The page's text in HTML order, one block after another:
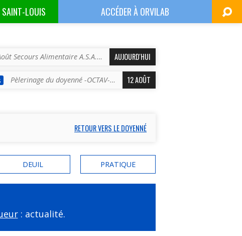
SAINT-LOUIS ACCÉDER ÀORVILAB
Secours Alimentaire A.S.A.… AUJOURD'HUI
Pèlerinage du doyenné -OCTAV-… 12 AOÛT
RETOUR VERS LE DOYENNÉ
DEUIL PRATIQUE
: actualité.